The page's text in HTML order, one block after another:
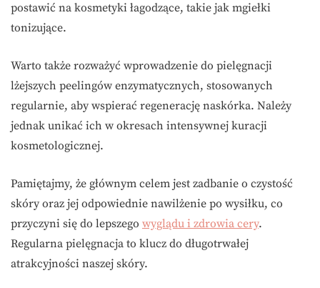
postawić na kosmetyki łagodzące, takie jak mgiełki
tonizujące.
Warto także rozważyć wprowadzenie do pielęgnacji
lżejszych peelingów enzymatycznych, stosowanych
regularnie, aby wspierać regenerację naskórka. Należy
jednak unikać ich w okresach intensywnej kuracji
kosmetologicznej.
Pamiętajmy, że głównym celem jest zadbanie o czystość
skóry oraz jej odpowiednie nawilżenie po wysiłku, co
przyczyni się do lepszego wyglądu i zdrowia cery.
Regularna pielęgnacja to klucz do długotrwałej
atrakcyjności naszej skóry.